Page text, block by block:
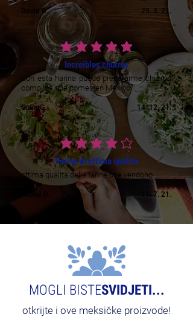
David B. 25. 3. 21.
prosječna ocjena je 5 od 5
Increibles churros
Con esta harina puedo prepararme churros
como los que comes en México
Sofia G. 14. 12. 21.
prosječna ocjena je 4 od 5
Farine di ottima qualita
ottima qualita delle farine che vendono
Hailey D. 11. 7. 21.
MOGLI BISTESVIDJETI...
otkrijte i ove meksičke proizvode!